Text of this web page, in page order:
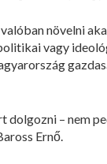
növelni
vagy
dolgozni – nem
Ernő.